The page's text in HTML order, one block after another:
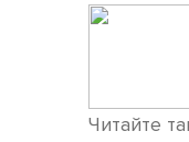
Читайте